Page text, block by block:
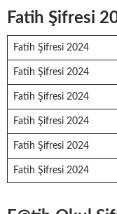
Fatih Şifresi
Fatih Şifresi 2024
Fatih Şifresi 2024
Fatih Şifresi 2024
Fatih Şifresi 2024
Fatih Şifresi 2024
Fatih Şifresi 2024